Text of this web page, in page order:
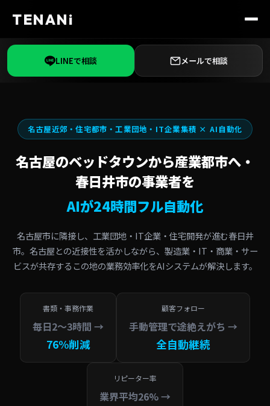
TENANi
LINEで相談 メールで相談
名古屋近郊・住宅都市・工業団地・IT企業集積 × AI自動化
名古屋のベッドタウンから産業都市へ・
春日井市の事業者を
AIが24時間フル自動化
名古屋市に隣接し、工業団地・IT企業・住宅開発が進む春日井
市。名古屋との近接性を活かしながら、製造業・IT・商業・サー
ビスが共存するこの地の業務効率化をAIシステムが解決します。
書類・事務作業
毎日2〜3時間 →
76%削減
顧客フォロー
手動管理で途絶えがち →
全自動継続
リピーター率
業界平均26% →